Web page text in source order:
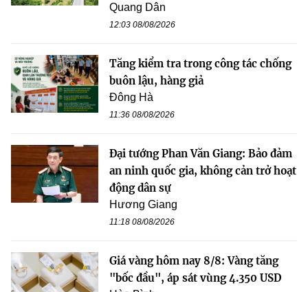
Quang Dân
12:03 08/08/2026
Tăng kiểm tra trong công tác chống
buôn lậu, hàng giả
Đông Hà
11:36 08/08/2026
Đại tướng Phan Văn Giang: Bảo đảm
an ninh quốc gia, không cản trở hoạt
động dân sự
Hương Giang
11:18 08/08/2026
Giá vàng hôm nay 8/8: Vàng tăng
"bốc đầu", áp sát vùng 4.350 USD